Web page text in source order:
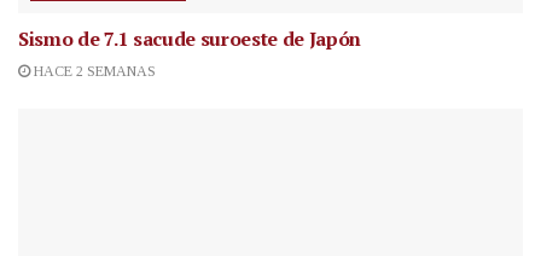
Sismo de 7.1 sacude suroeste de Japón
HACE 2 SEMANAS